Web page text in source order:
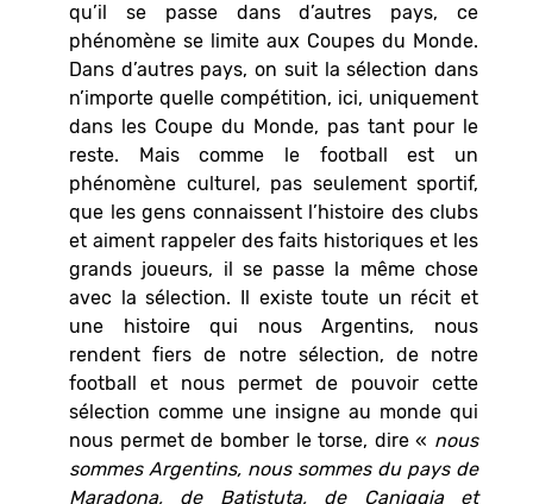
qu’il se passe dans d’autres pays, ce
phénomène se limite aux Coupes du Monde.
Dans d’autres pays, on suit la sélection dans
n’importe quelle compétition, ici, uniquement
dans les Coupe du Monde, pas tant pour le
reste. Mais comme le football est un
phénomène culturel, pas seulement sportif,
que les gens connaissent l’histoire des clubs
et aiment rappeler des faits historiques et les
grands joueurs, il se passe la même chose
avec la sélection. Il existe toute un récit et
une histoire qui nous Argentins, nous
rendent fiers de notre sélection, de notre
football et nous permet de pouvoir cette
sélection comme une insigne au monde qui
nous permet de bomber le torse, dire « nous
sommes Argentins, nous sommes du pays de
Maradona, de Batistuta, de Caniggia et